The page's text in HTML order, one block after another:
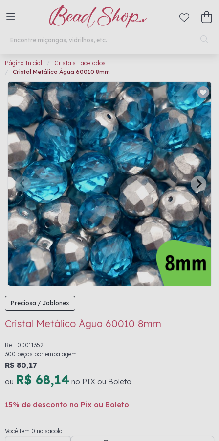
Página Inicial
Cristais Facetados
Cristal Metálico Água 60010 8mm
Preciosa / Jablonex
Cristal Metálico Água 60010 8mm
Ref: 00011352
300 peças por embalagem
R$ 80,17
ou R$ 68,14 no PIX ou Boleto
15% de desconto no Pix ou Boleto
Você tem 0 na sacola